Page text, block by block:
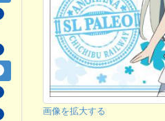
画像を拡大する